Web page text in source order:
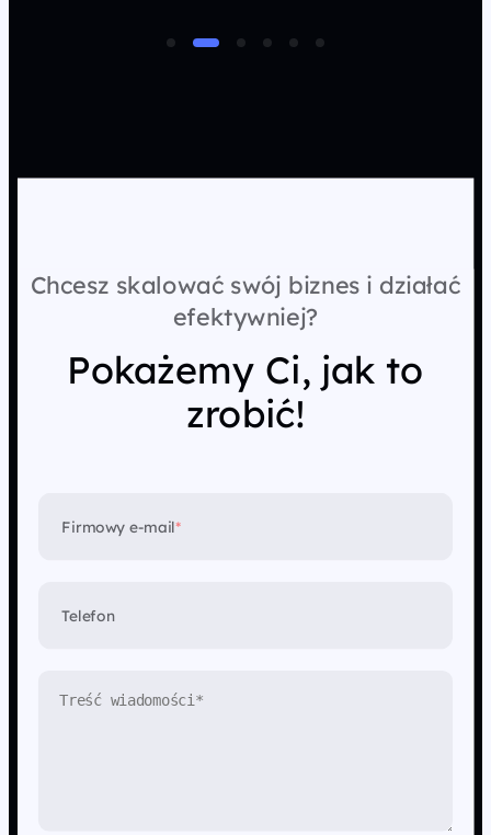
Chcesz skalować swój biznes i działać
efektywniej?
Pokażemy Ci, jak to
zrobić!
Firmowy e-mail*
Telefon